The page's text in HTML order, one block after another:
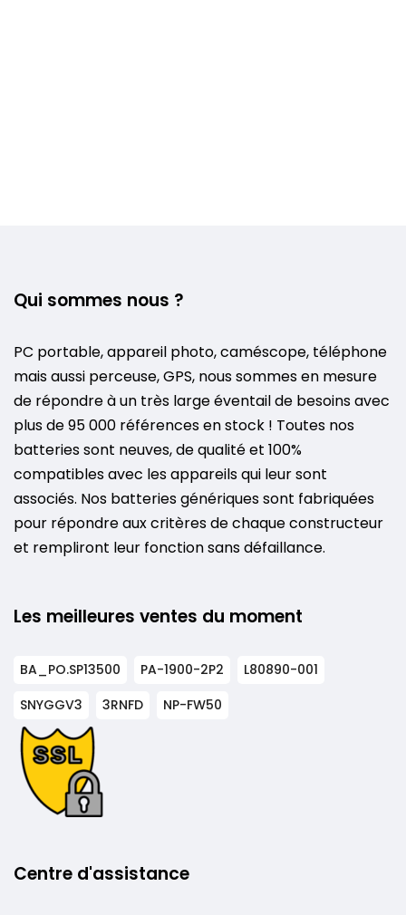
Qui sommes nous ?
PC portable, appareil photo, caméscope, téléphone
mais aussi perceuse, GPS, nous sommes en mesure
de répondre à un très large éventail de besoins avec
plus de 95 000 références en stock ! Toutes nos
batteries sont neuves, de qualité et 100%
compatibles avec les appareils qui leur sont
associés. Nos batteries génériques sont fabriquées
pour répondre aux critères de chaque constructeur
et rempliront leur fonction sans défaillance.
Les meilleures ventes du moment
BA_PO.SP13500 PA-1900-2P2
L80890-001
SNYGGV3
3RNFD NP-FW50
Centre d'assistance